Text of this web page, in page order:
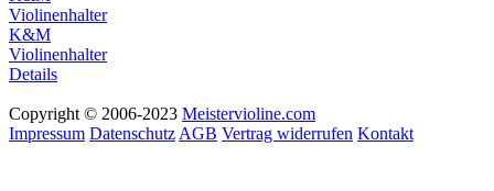
K&M
Violinenhalter
Details
Copyright © 2006-2023 Meistervioline.com
Impressum Datenschutz AGB Vertrag widerrufen Kontakt